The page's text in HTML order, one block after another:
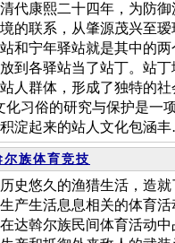
康熙二十四年，为防御
的联系，从肇源茂兴至
和宁年驿站就是其中的
到各驿站当了站丁。站
人群体，形成了独特的
化习俗的研究与保护是一
淀起来的站人文化包涵
尔族体育竞技
悠久的渔猎生活，造就
产生活息息相关的体育
达斡尔族民间体育活动